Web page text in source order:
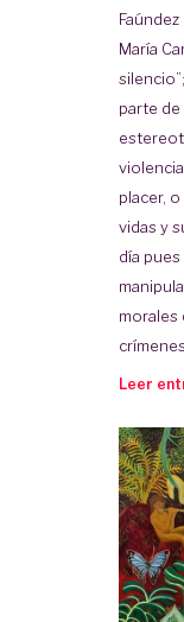
María
parte de
placer,
vidas y
día
morales
Leer